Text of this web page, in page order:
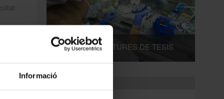
Informació
DIPÒSITS I LECTURES DE TESIS
Departaments